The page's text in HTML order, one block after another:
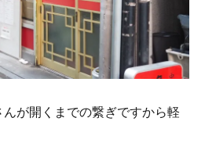
が開くまでの繋ぎですから軽